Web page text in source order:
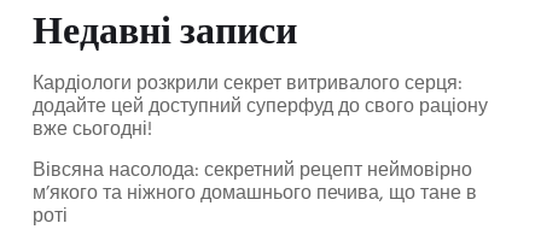
Недавні записи
Кардіологи розкрили секрет витривалого серця:
додайте цей доступний суперфуд до свого раціону
вже сьогодні!
Вівсяна насолода: секретний рецепт неймовірно
м’якого та ніжного домашнього печива, що тане в
роті